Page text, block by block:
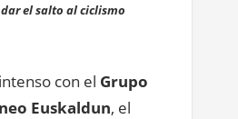
el salto al ciclismo
con el Grupo
Euskaldun, el